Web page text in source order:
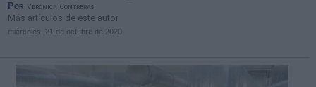
Por Verónica Contreras
Más artículos de este autor
miércoles, 21 de octubre de 2020